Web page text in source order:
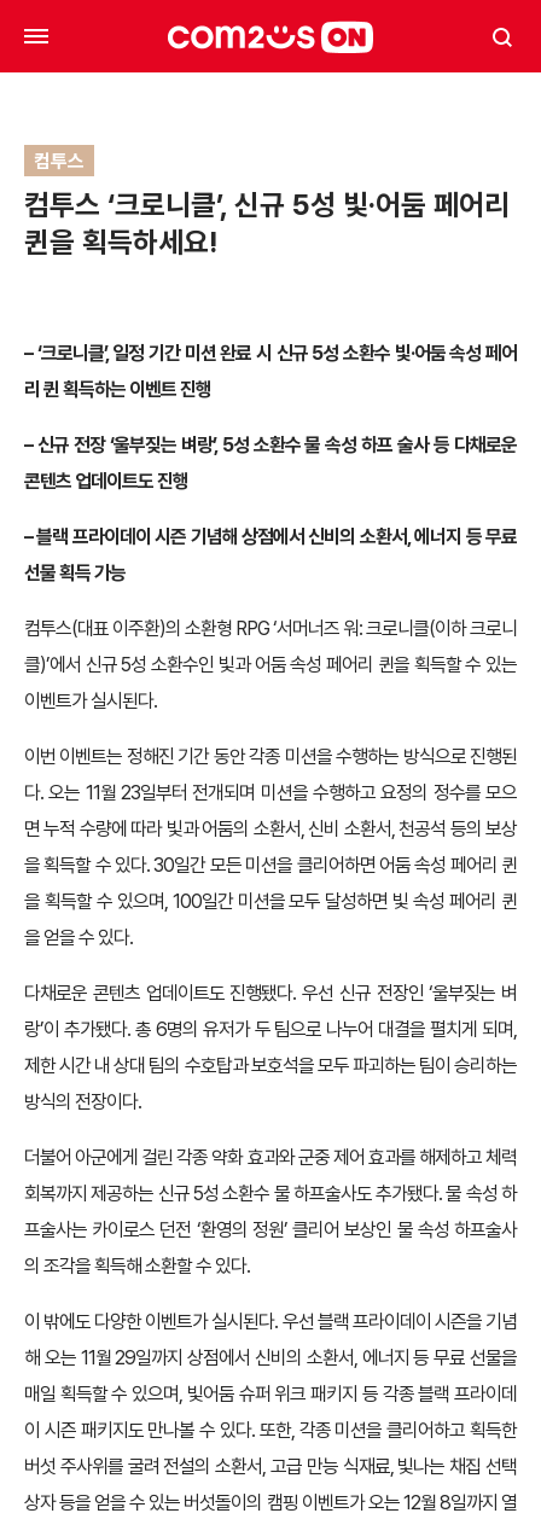
컴투스
컴투스 ‘크로니클’, 신규 5성 빛·어둠 페어리
퀸을 획득하세요!
– ‘크로니클’, 일정 기간 미션 완료 시 신규 5성 소환수 빛·어둠 속성 페어
리 퀸 획득하는 이벤트 진행
– 신규 전장 ‘울부짖는 벼랑’, 5성 소환수 물 속성 하프 술사 등 다채로운
콘텐츠 업데이트도 진행
– 블랙 프라이데이 시즌 기념해 상점에서 신비의 소환서, 에너지 등 무료
선물 획득 가능
컴투스(대표 이주환)의 소환형 RPG ‘서머너즈 워: 크로니클(이하 크로니
클)’에서 신규 5성 소환수인 빛과 어둠 속성 페어리 퀸을 획득할 수 있는
이벤트가 실시된다.
이번 이벤트는 정해진 기간 동안 각종 미션을 수행하는 방식으로 진행된
다. 오는 11월 23일부터 전개되며 미션을 수행하고 요정의 정수를 모으
면 누적 수량에 따라 빛과 어둠의 소환서, 신비 소환서, 천공석 등의 보상
을 획득할 수 있다. 30일간 모든 미션을 클리어하면 어둠 속성 페어리 퀸
을 획득할 수 있으며, 100일간 미션을 모두 달성하면 빛 속성 페어리 퀸
을 얻을 수 있다.
다채로운 콘텐츠 업데이트도 진행됐다. 우선 신규 전장인 ‘울부짖는 벼
랑’이 추가됐다. 총 6명의 유저가 두 팀으로 나누어 대결을 펼치게 되며,
제한 시간 내 상대 팀의 수호탑과 보호석을 모두 파괴하는 팀이 승리하는
방식의 전장이다.
더불어 아군에게 걸린 각종 약화 효과와 군중 제어 효과를 해제하고 체력
회복까지 제공하는 신규 5성 소환수 물 하프술사도 추가됐다. 물 속성 하
프술사는 카이로스 던전 ‘환영의 정원’ 클리어 보상인 물 속성 하프술사
의 조각을 획득해 소환할 수 있다.
이 밖에도 다양한 이벤트가 실시된다. 우선 블랙 프라이데이 시즌을 기념
해 오는 11월 29일까지 상점에서 신비의 소환서, 에너지 등 무료 선물을
매일 획득할 수 있으며, 빛어둠 슈퍼 위크 패키지 등 각종 블랙 프라이데
이 시즌 패키지도 만나볼 수 있다. 또한, 각종 미션을 클리어하고 획득한
버섯 주사위를 굴려 전설의 소환서, 고급 만능 식재료, 빛나는 채집 선택
상자 등을 얻을 수 있는 버섯돌이의 캠핑 이벤트가 오는 12월 8일까지 열